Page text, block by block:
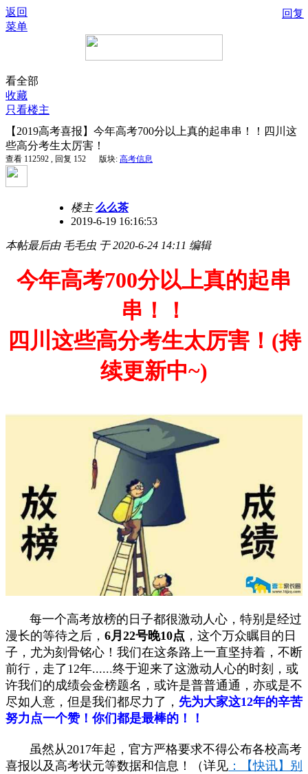
返回
菜单
看全部
收藏
只看楼主
【2019高考喜报】今年高考700分以上真的起串串！！四川这
些高分考生太厉害！
查看 112592 , 回复 152 版块: 高考信息
楼主 么么茶
2019-6-19 16:16:53
本帖最后由 毛毛虫 于 2020-6-24 14:11 编辑
今年高考700分以上真的起串
串！！
四川这些高分考生太厉害！ (持
续更新中~)
每一个高考放榜的日子都很激动人心，特别是经过
漫长的等待之后， 6月22号晚10点 ，这个万众瞩目的日
子，尤为刻骨铭心！我们在这条路上一直坚持着，不断
前行，走了12年......终于迎来了这激动人心的时刻，或
许我们的成绩会金榜题名 ，或许是普普通通，亦或是不
尽如人意，但是我们都尽力了， 先为大家这12年的辛苦
努力点一个赞！你们都是最棒的！！
虽然从2017年起，官方严格要求不得公布各校高考
喜报以及高考状元等数据和信息！（详见 ：【快讯】别
回复